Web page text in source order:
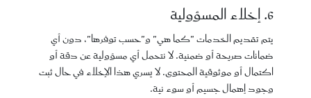
6. إخلاء المسؤولية
يتم تقديم الخدمات "كما هي" و"حسب توفرها"، دون أي
ضمانات صريحة أو ضمنية. لا نتحمل أي مسؤولية عن دقة أو
اكتمال أو موثوقية المحتوى. لا يسري هذا الإخلاء في حال ثبت
وجود إهمال جسيم أو سوء نية.